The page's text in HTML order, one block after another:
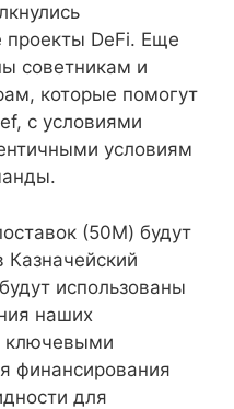
проекты DeFi. Еще
советникам и
которые помогут
с условиями
условиям
(50M) будут
использованы
наших
ключевыми
финансирования
для